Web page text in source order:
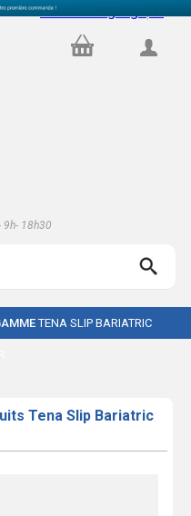
Select Language
PANIER
9h- 18h30
TENA SLIP BARIATRIC
Tena Slip Bariatric